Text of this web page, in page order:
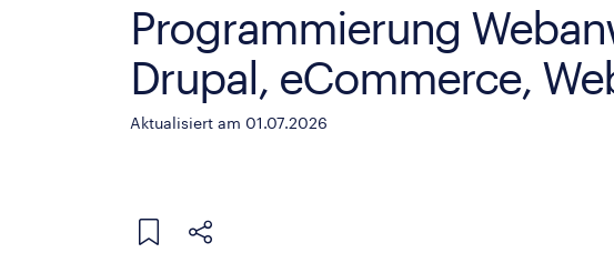
Programmierung
Drupal, eCommerce,
Aktualisiert am 01.07.2026